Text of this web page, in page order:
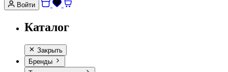
Войти
Каталог
Закрыть
Бренды